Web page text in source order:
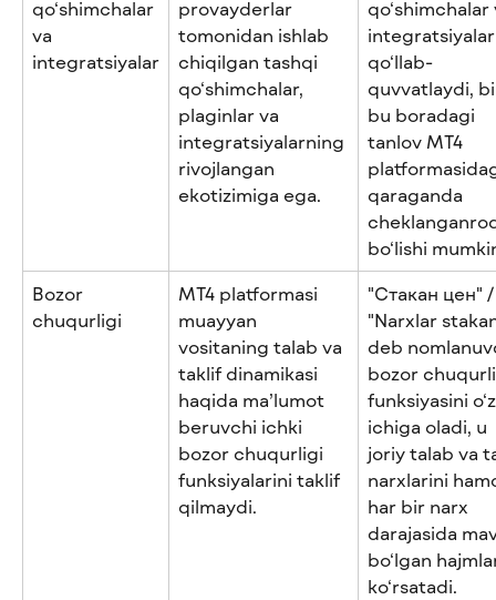
qo‘shimchalar
va
integratsiyalar
provayderlar
tomonidan ishlab
chiqilgan tashqi
qo‘shimchalar,
plaginlar va
integratsiyalarning
rivojlangan
ekotizimiga ega.
qo‘llab-
quvvatlaydi,
bu boradagi
tanlov MT4
qaraganda
bo‘lishi
Bozor
chuqurligi
MT4 platformasi
muayyan
vositaning talab va
taklif dinamikasi
haqida ma’lumot
beruvchi ichki
bozor chuqurligi
funksiyalarini taklif
qilmaydi.
"Стакан цен"
"Narxlar
deb
bozor
funksiyasini
ichiga oladi, u
joriy talab va
narxlarini
har bir narx
darajasida
bo‘lgan
ko‘rsatadi.